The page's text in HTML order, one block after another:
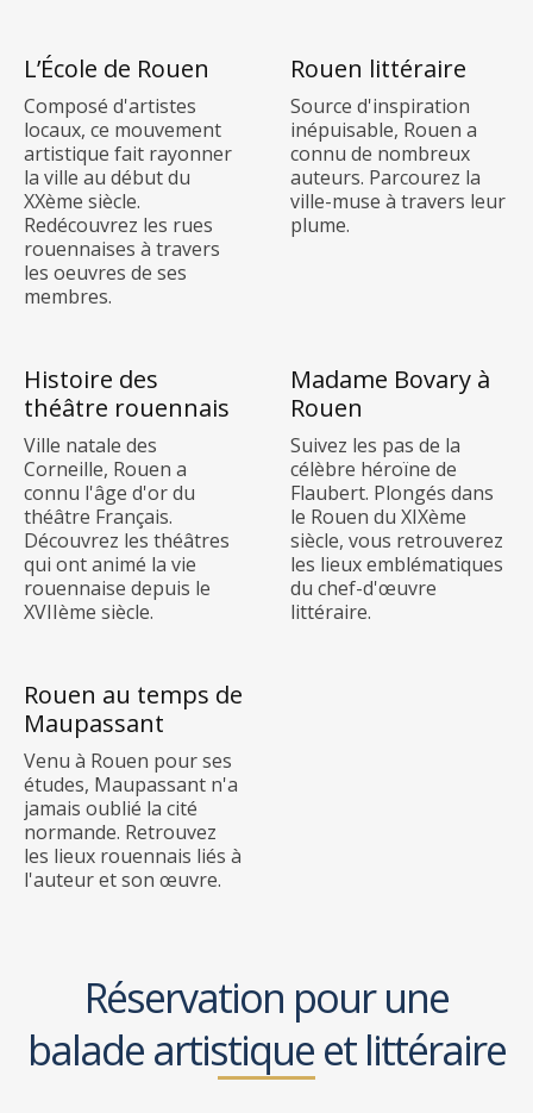
L’École de Rouen
Composé d'artistes
locaux, ce mouvement
artistique fait rayonner
la ville au début du
XXème siècle.
Redécouvrez les rues
rouennaises à travers
les oeuvres de ses
membres.
Rouen littéraire
Source d'inspiration
inépuisable, Rouen a
connu de nombreux
auteurs. Parcourez la
ville-muse à travers leur
plume.
Histoire des
théâtre rouennais
Ville natale des
Corneille, Rouen a
connu l'âge d'or du
théâtre Français.
Découvrez les théâtres
qui ont animé la vie
rouennaise depuis le
XVIIème siècle.
Madame Bovary à
Rouen
Suivez les pas de la
célèbre héroïne de
Flaubert. Plongés dans
le Rouen du XIXème
siècle, vous retrouverez
les lieux emblématiques
du chef-d'œuvre
littéraire.
Rouen au temps de
Maupassant
Venu à Rouen pour ses
études, Maupassant n'a
jamais oublié la cité
normande. Retrouvez
les lieux rouennais liés à
l'auteur et son œuvre.
Réservation pour une
balade artistique et littéraire